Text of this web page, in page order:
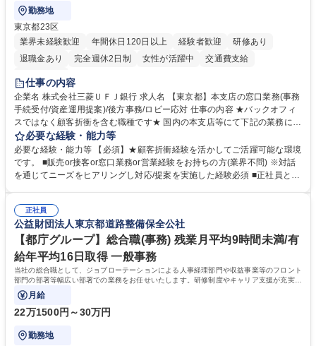
勤務地
東京都23区
業界未経験歓迎
年間休日120日以上 経験者歓迎
研修あり
退職金あり
完全週休2日制 女性が活躍中
交通費支給
土日祝休み
仕事の内容
企業名 株式会社三菱ＵＦＪ銀行 求人名 【東京都】本支店の窓口業務(事務
手続受付/資産運用提案)/後方事務/ロビー応対 仕事の内容 ★バックオフィ
スではなく顧客折衝を含む職種です★ 国内の本支店等にて下記の業務に従
事していただきます。 ■窓口/後方/ロビーにて事務手続等の受付・オペレ
ーション、お客様対応 ■窓口にて、ご来店された個人のお客様に対して金
融商品のご提案 ■効率的な事務運用の検討・構築等 ≪業務紹介：ご応募前
に必ずご覧ください≫ ※記事 https://www.mysite.bk.mufg.jp/career/circle/
必要な経験・能力等
必要な経験・能力等 【必須】★顧客折衝経験を活かしてご活躍可能な環境
です。 ■販売or接客or窓口業務or営業経験をお持ちの方(業界不問) ※対話
を通じてニーズをヒアリングし対応/提案を実施した経験必須 ■正社員とし
るので安心して入行いただけます。 幅広いキャリアの選択肢があり、公募
や社内副業等を活用し、 一人ひとりが挑戦できるカルチャーが浸透してい
ます。 学歴・資格 学歴：大学院 大学 高専 短大 専修学校 高校 語学力：
資格：
正社員
公益財団法人東京都道路整備保全公社
【都庁グループ】総合職(事務) 残業月平均9時間未満/有
給年平均16日取得 一般事務
当社の総合職として、ジョブローテーションによる人事経理部門や収益事業等のフロント
部門の部署等幅広い部署での業務をお任せいたします。研修制度やキャリア支援が充実し
ております！ ※下記業務詳細
月給
22万1500円～30万円
勤務地